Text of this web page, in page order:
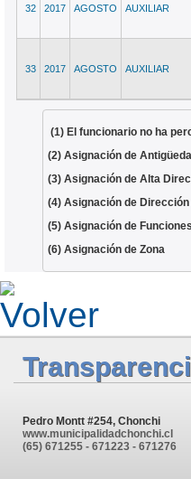
32 2017 AGOSTO AUXILIAR
33 2017 AGOSTO AUXILIAR
(1) El funcionario no ha
(2) Asignación de
(3) Asignación de Alta
(4) Asignación de
(5) Asignación de
(6) Asignación de Zona
Pedro Montt #254, Chonchi
www.municipalidadchonchi.cl
(65) 671255 - 671223 - 671276